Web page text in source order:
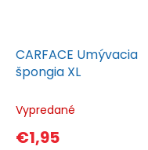
CARFACE Umývacia
špongia XL
Vypredané
€1,95